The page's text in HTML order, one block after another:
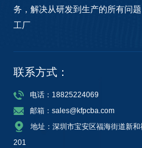
务，解决从研发到生产的所有问
工厂
联系方式：
电话：18825224069
邮箱：sales@kfpcba.com
地址：深圳市宝安区福海街道新
201